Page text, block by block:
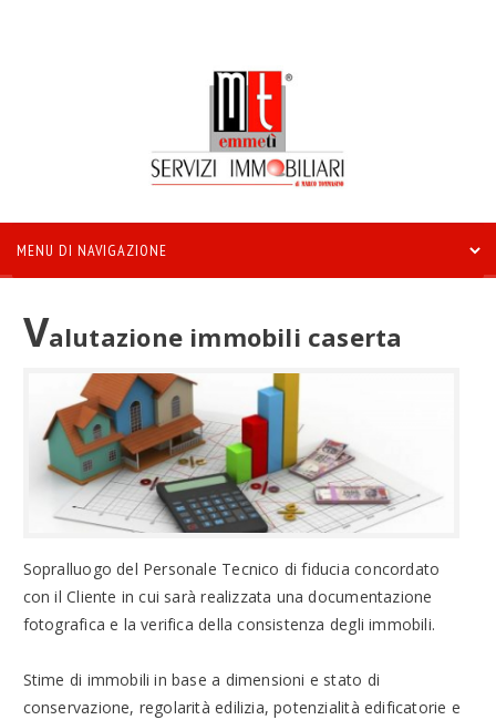
Valutazione immobili caserta
Sopralluogo del Personale Tecnico di fiducia concordato
con il Cliente in cui sarà realizzata una documentazione
fotografica e la verifica della consistenza degli immobili.
Stime di immobili in base a dimensioni e stato di
conservazione, regolarità edilizia, potenzialità edificatorie e